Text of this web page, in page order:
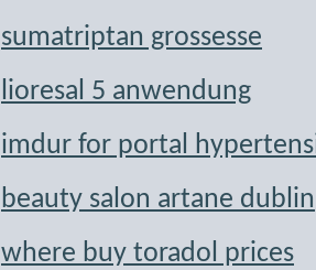
sumatriptan grossesse
lioresal 5 anwendung
imdur for portal
beauty salon artane dublin
where buy toradol prices